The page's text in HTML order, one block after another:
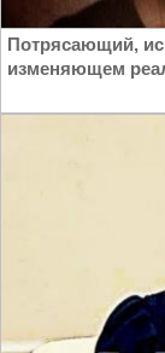
Потрясающий,
изменяющем